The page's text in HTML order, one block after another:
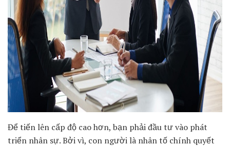
Để tiến lên cấp độ cao hơn, bạn phải đầu tư vào phát
triển nhân sự. Bởi vì, con người là nhân tố chính quyết